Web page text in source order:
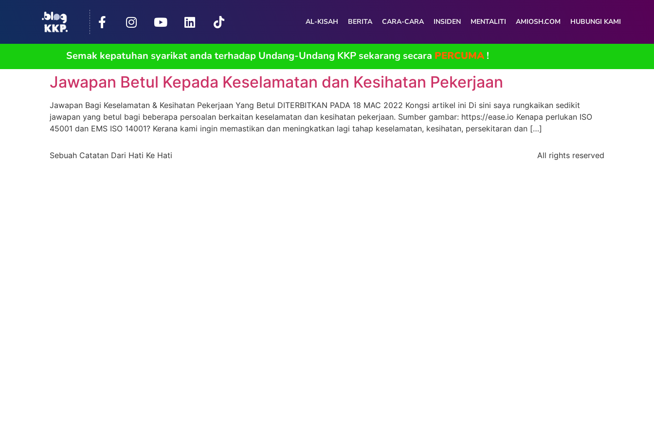
AL-KISAH BERITA CARA-CARA INSIDEN MENTALITI AMIOSH.COM HUBUNGI KAMI
Semak kepatuhan syarikat anda terhadap Undang-Undang KKP sekarang secara PERCUMA!
Jawapan Betul Kepada Keselamatan dan Kesihatan Pekerjaan
Jawapan Bagi Keselamatan & Kesihatan Pekerjaan Yang Betul DITERBITKAN PADA 18 MAC 2022 Kongsi artikel ini Di sini saya rungkaikan sedikit
jawapan yang betul bagi beberapa persoalan berkaitan keselamatan dan kesihatan pekerjaan. Sumber gambar: https://ease.io Kenapa perlukan ISO
45001 dan EMS ISO 14001? Kerana kami ingin memastikan dan meningkatkan lagi tahap keselamatan, kesihatan, persekitaran dan […]
Sebuah Catatan Dari Hati Ke Hati All rights reserved